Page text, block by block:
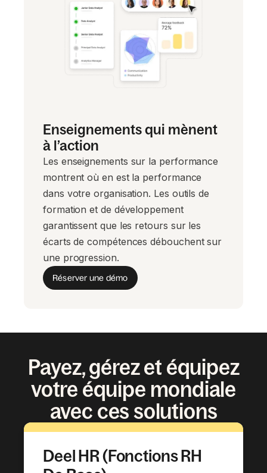
Enseignements qui mènent
à l’action
Les enseignements sur la performance
montrent où en est la performance
dans votre organisation. Les outils de
formation et de développement
garantissent que les retours sur les
écarts de compétences débouchent sur
une progression.
Réserver une démo
Payez, gérez et équipez
votre équipe mondiale
avec ces solutions
Deel HR (Fonctions RH